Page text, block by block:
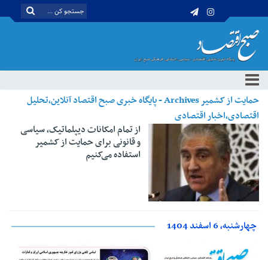
حمایت از کشمیر Archives - پایگاه خبری صبح اقتصاد آنلاین،تحلیل
اقتصادی،اخبار اقتصادی
از تمام امکانات دیپلماتیک، سیاسی
و قانونی برای حمایت از کشمیر
استفاده می‌کنیم
چهارشنبه، 6 اسفند 1404